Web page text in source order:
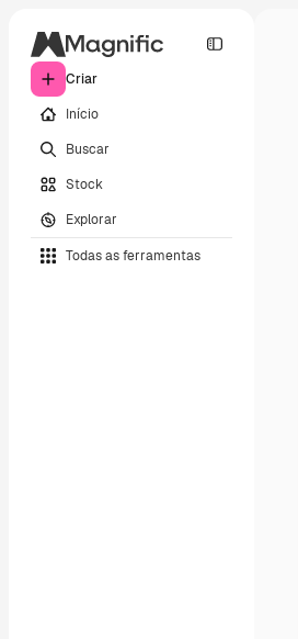
Criar
Início
Buscar
Stock
Explorar
Todas as ferramentas